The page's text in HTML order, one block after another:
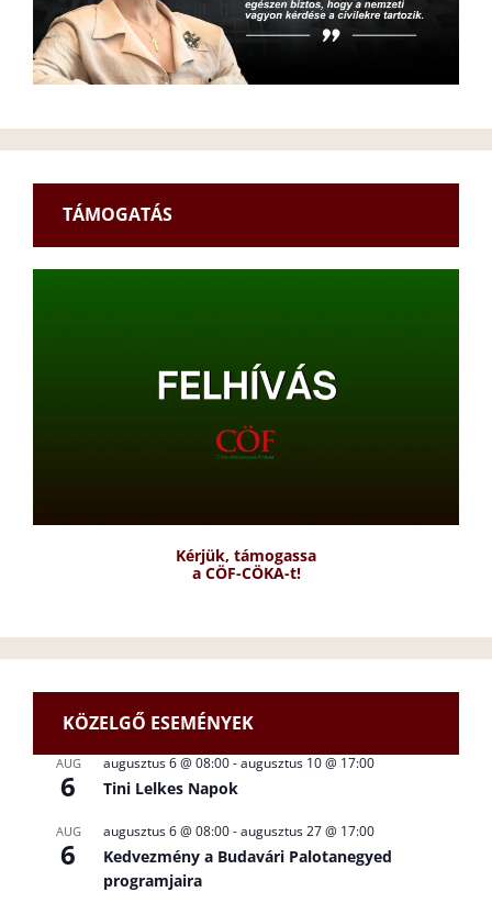
TÁMOGATÁS
Kérjük, támogassa
a CÖF-CÖKA-t!
KÖZELGŐ ESEMÉNYEK
AUG
6
augusztus 6 @ 08:00-augusztus 10 @ 17:00
Tini Lelkes Napok
AUG
6
augusztus 6 @ 08:00-augusztus 27 @ 17:00
Kedvezmény a Budavári Palotanegyed
programjaira